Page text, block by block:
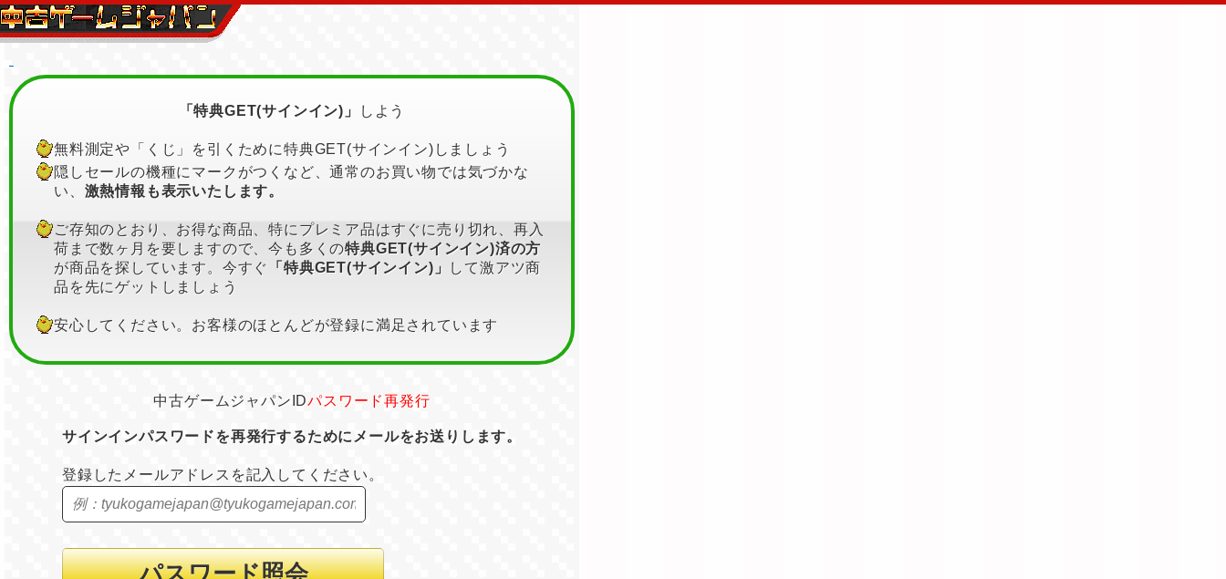
「特典GET(サインイン)」 しよう
無料測定や「くじ」を引くために特典GET(サインイン)しましょう
隠しセールの機種にマークがつくなど、通常のお買い物では気づかな
い、 激熱情報も表示いたします。
ご存知のとおり、お得な商品、特にプレミア品はすぐに売り切れ、再入
荷まで数ヶ月を要しますので、今も多くの特典GET(サインイン)済の方
が商品を探しています。今すぐ
「特典GET(サインイン)」
して激アツ商
品を先にゲットしましょう
安心してください。お客様のほとんどが登録に満足されています
中古ゲームジャパンIDパスワード再発行
サインインパスワードを再発行するためにメールをお送りします。
登録したメールアドレスを記入してください。